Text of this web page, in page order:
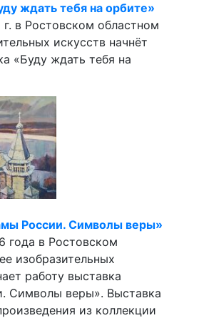
ждать тебя на орбите»
г. в Ростовском областном
искусств начнёт
«Буду ждать тебя на
России. Символы веры»
года в Ростовском
изобразительных
работу выставка
Символы веры». Выставка
из коллекции